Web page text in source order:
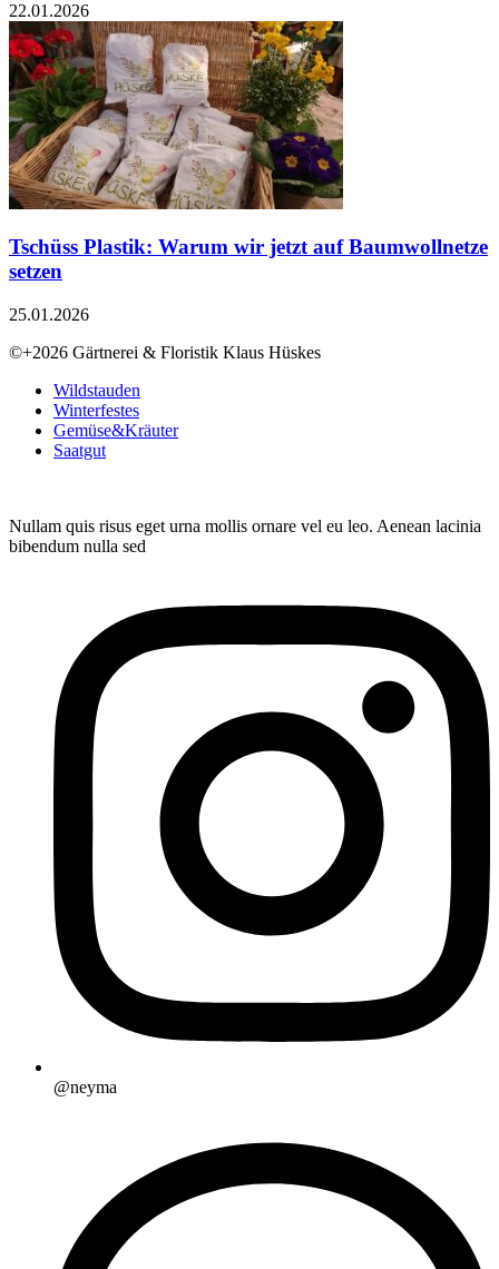
22.01.2026
Tschüss Plastik: Warum wir jetzt auf Baumwollnetze
setzen
25.01.2026
©+2026 Gärtnerei & Floristik Klaus Hüskes
Wildstauden
Winterfestes
Gemüse&Kräuter
Saatgut
Nullam quis risus eget urna mollis ornare vel eu leo. Aenean lacinia
bibendum nulla sed
@neyma